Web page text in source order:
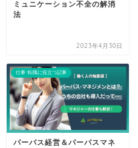
ミュニケーション不全の解消
法
2023年4月30日
仕事･転職に役立つ記事
パーパス経営＆パーパスマネ